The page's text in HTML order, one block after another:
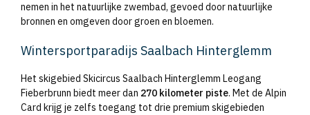
nemen in het natuurlijke zwembad, gevoed door natuurlijke
bronnen en omgeven door groen en bloemen.
Wintersportparadijs Saalbach Hinterglemm
Het skigebied Skicircus Saalbach Hinterglemm Leogang
Fieberbrunn biedt meer dan 270 kilometer piste. Met de Alpin
Card krijg je zelfs toegang tot drie premium skigebieden